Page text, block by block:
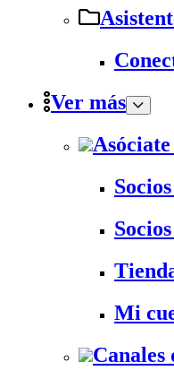
Ver más
Mi
Canales